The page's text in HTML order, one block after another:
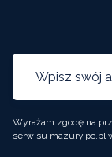
Wyrażam zgodę na
serwisu mazury.pc.pl